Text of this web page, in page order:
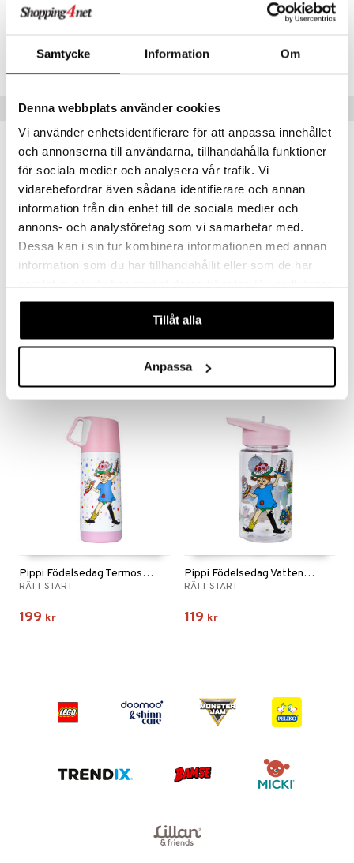
Samtycke Information Om
Denna webbplats använder cookies
Vi använder enhetsidentifierare för att anpassa innehållet
och annonserna till användarna, tillhandahålla funktioner
för sociala medier och analysera vår trafik. Vi
vidarebefordrar även sådana identifierare och annan
information från din enhet till de sociala medier och
annons- och analysföretag som vi samarbetar med.
Dessa kan i sin tur kombinera informationen med annan
information som du har tillhandahållit eller som de har
våra cookies vid fortsatt användande av vår webbplats.
Tillåt alla
Anpassa
TRM53-1-XX
Lägsta pris senaste 30 dagarna: 159 kr
Tips till dig
149
RÄTT START
99
Pippi Födelsedag Termos 350 ml
RÄTT START
199 kr
Pippi Födelsedag Vattenflaska Rosa 500 ml
RÄTT START
119 kr
Pony
Patrol
& Findus
Långstrump
Super Heroes